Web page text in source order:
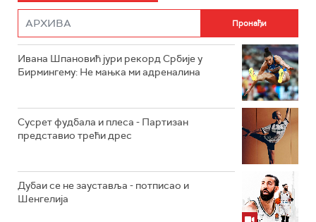
Ивана Шпановић јури рекорд Србије у
Бирмингему: Не мањка ми адреналина
Сусрет фудбала и плеса - Партизан
представио трећи дрес
Дубаи се не зауставља - потписао и
Шенгелија